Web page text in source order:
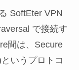
SoftEter VPN
で接続す
間は、Secure
いうプロトコ